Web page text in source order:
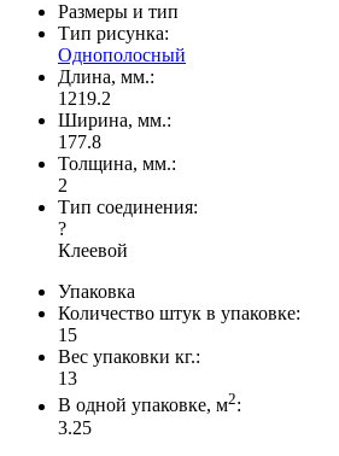
Размеры и тип
Тип рисунка:
Однополосный
Длина, мм.:
1219.2
Ширина, мм.:
177.8
Толщина, мм.:
2
Тип соединения:
?
Клеевой
Упаковка
Количество штук в упаковке:
15
Вес упаковки кг.:
13
В одной упаковке, м2:
3.25